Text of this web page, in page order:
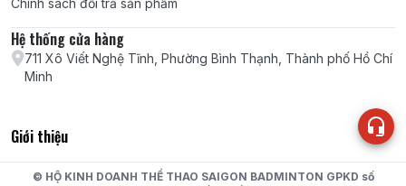
Chính sách đổi trả sản phẩm
Hệ thống cửa hàng
711 Xô Viết Nghệ Tĩnh, Phường Bình Thạnh, Thành phố Hồ Chí
Minh
Giới thiệu
© HỘ KINH DOANH THỂ THAO SAIGON BADMINTON GPKD số